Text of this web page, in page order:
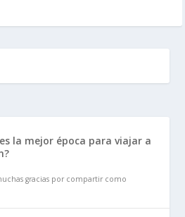
la mejor época para viajar a
gracias por compartir como